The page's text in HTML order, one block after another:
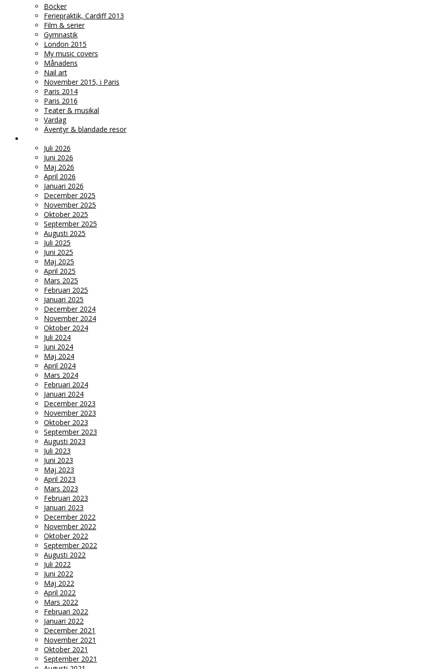
Böcker
Feriepraktik, Cardiff 2013
Film & serier
Gymnastik
London 2015
My music covers
Månadens
Nail art
November 2015, i Paris
Paris 2014
Paris 2016
Teater & musikal
Vardag
Äventyr & blandade resor
Juli 2026
Juni 2026
Maj 2026
April 2026
Januari 2026
December 2025
November 2025
Oktober 2025
September 2025
Augusti 2025
Juli 2025
Juni 2025
Maj 2025
April 2025
Mars 2025
Februari 2025
Januari 2025
December 2024
November 2024
Oktober 2024
Juli 2024
Juni 2024
Maj 2024
April 2024
Mars 2024
Februari 2024
Januari 2024
December 2023
November 2023
Oktober 2023
September 2023
Augusti 2023
Juli 2023
Juni 2023
Maj 2023
April 2023
Mars 2023
Februari 2023
Januari 2023
December 2022
November 2022
Oktober 2022
September 2022
Augusti 2022
Juli 2022
Juni 2022
Maj 2022
April 2022
Mars 2022
Februari 2022
Januari 2022
December 2021
November 2021
Oktober 2021
September 2021